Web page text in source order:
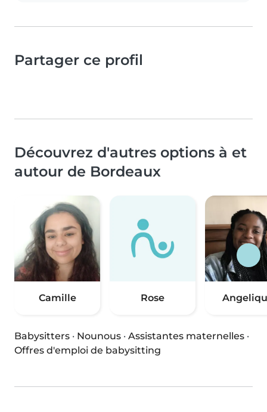
Partager ce profil
Découvrez d'autres options à et
autour de Bordeaux
Camille Rose
Babysitters · Nounous · Assistantes maternelles ·
Offres d'emploi de babysitting